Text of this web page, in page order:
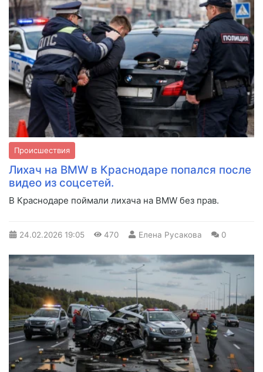
Происшествия
Лихач на BMW в Краснодаре попался после
видео из соцсетей.
В Краснодаре поймали лихача на BMW без прав.
24.02.2026 19:05 470 Елена Русакова 0